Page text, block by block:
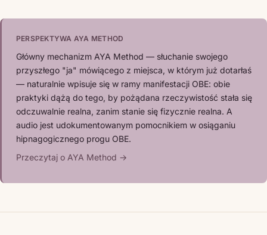
PERSPEKTYWA AYA METHOD
Główny mechanizm AYA Method — słuchanie swojego
przyszłego "ja" mówiącego z miejsca, w którym już dotarłaś
— naturalnie wpisuje się w ramy manifestacji OBE: obie
praktyki dążą do tego, by pożądana rzeczywistość stała się
odczuwalnie realna, zanim stanie się fizycznie realna. A
audio jest udokumentowanym pomocnikiem w osiąganiu
hipnagogicznego progu OBE.
Przeczytaj o AYA Method →